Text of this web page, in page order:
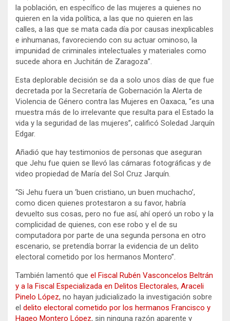
la población, en específico de las mujeres a quienes no
quieren en la vida política, a las que no quieren en las
calles, a las que se mata cada día por causas inexplicables
e inhumanas, favoreciendo con su actuar ominoso, la
impunidad de criminales intelectuales y materiales como
sucede ahora en Juchitán de Zaragoza”.
Esta deplorable decisión se da a solo unos días de que fue
decretada por la Secretaría de Gobernación la Alerta de
Violencia de Género contra las Mujeres en Oaxaca, “es una
muestra más de lo irrelevante que resulta para el Estado la
vida y la seguridad de las mujeres”, calificó Soledad Jarquín
Edgar.
Añadió que hay testimonios de personas que aseguran
que Jehu fue quien se llevó las cámaras fotográficas y de
video propiedad de María del Sol Cruz Jarquín.
“Si Jehu fuera un ‘buen cristiano, un buen muchacho’,
como dicen quienes protestaron a su favor, habría
devuelto sus cosas, pero no fue así, ahí operó un robo y la
complicidad de quienes, con ese robo y el de su
computadora por parte de una segunda persona en otro
escenario, se pretendía borrar la evidencia de un delito
electoral cometido por los hermanos Montero”.
También lamentó que el Fiscal Rubén Vasconcelos Beltrán
y a la Fiscal Especializada en Delitos Electorales, Araceli
Pinelo López, no hayan judicializado la investigación sobre
el delito electoral cometido por los hermanos Francisco y
Hageo Montero López, sin ninguna razón aparente y